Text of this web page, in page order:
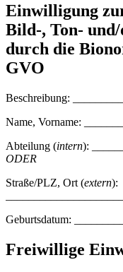
Einwilligung
Bild-, Ton-
durch die
GVO
Beschreibung:
Name, Vorname:
Abteilung (intern):
ODER
Straße/PLZ, Ort (extern):
Geburtsdatum:
Freiwillige